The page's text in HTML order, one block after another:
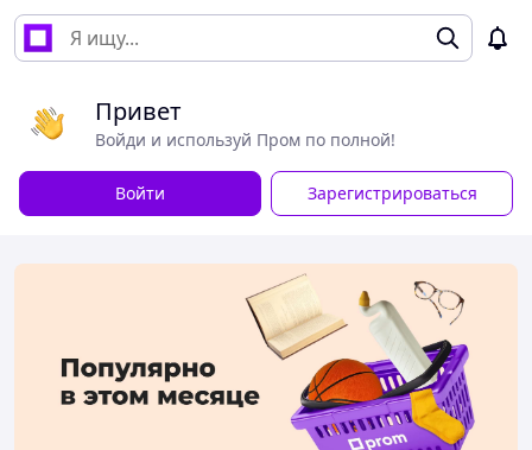
Привет
Войди и используй Пром по полной!
Войти Зарегистрироваться